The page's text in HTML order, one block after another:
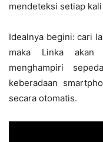
mendeteksi setiap
Idealnya begini: cari
maka Linka akan
menghampiri
keberadaan
secara otomatis.